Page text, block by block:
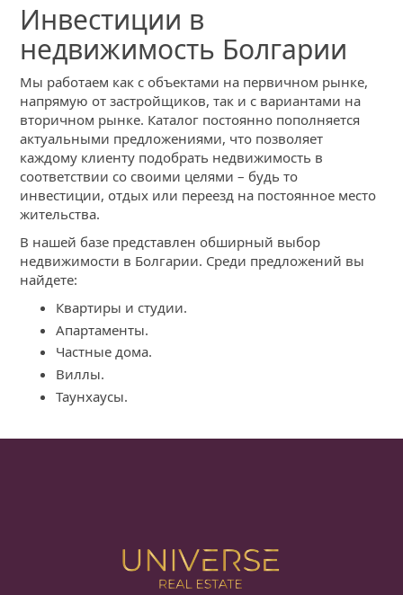
Инвестиции в
недвижимость Болгарии
Мы работаем как с объектами на первичном рынке,
напрямую от застройщиков, так и с вариантами на
вторичном рынке. Каталог постоянно пополняется
актуальными предложениями, что позволяет
каждому клиенту подобрать недвижимость в
соответствии со своими целями – будь то
инвестиции, отдых или переезд на постоянное место
жительства.
В нашей базе представлен обширный выбор
недвижимости в Болгарии. Среди предложений вы
найдете:
Квартиры и студии.
Апартаменты.
Частные дома.
Виллы.
Таунхаусы.